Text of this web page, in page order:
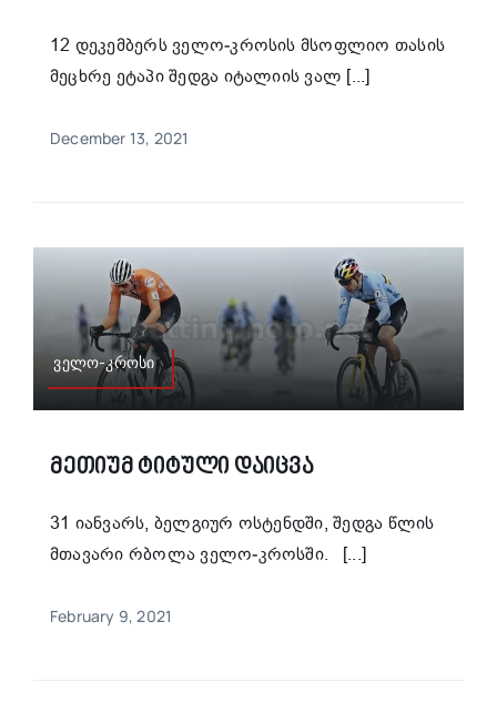
12 დეკემბერს ველო-კროსის მსოფლიო თასის
მეცხრე ეტაპი შედგა იტალიის ვალ [...]
December 13, 2021
ველო-კროსი
Მეთიუმ Ტიტული Დაიცვა
31 იანვარს, ბელგიურ ოსტენდში, შედგა წლის
მთავარი რბოლა ველო-კროსში. [...]
February 9, 2021